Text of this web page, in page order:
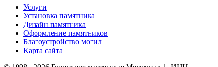
Услуги
Установка памятника
Дизайн памятника
Оформление памятников
Благоустройство могил
Карта сайта